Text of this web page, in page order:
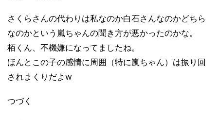
さくらさんの代わりは私なのか白石さんなのかどちら
なのかという嵐ちゃんの聞き方が悪かったのかな。
栢くん、不機嫌になってましたね。
ほんとこの子の感情に周囲（特に嵐ちゃん）は振り回
されまくりだよw
つづく